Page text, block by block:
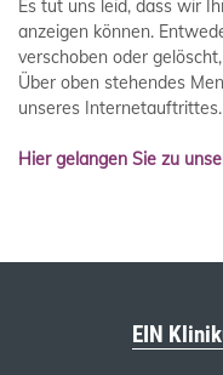
Es tut uns leid, dass wir
anzeigen können.
verschoben oder
Über oben stehendes
unseres Internetauftrittes.
Hier gelangen Sie zu
EIN